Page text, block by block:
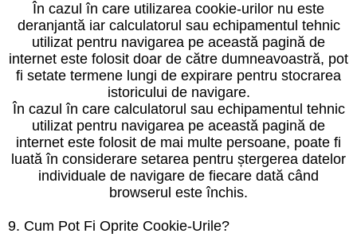
În cazul în care utilizarea cookie-urilor nu este
deranjantă iar calculatorul sau echipamentul tehnic
utilizat pentru navigarea pe această pagină de
internet este folosit doar de către dumneavoastră, pot
fi setate termene lungi de expirare pentru stocrarea
istoricului de navigare.
În cazul în care calculatorul sau echipamentul tehnic
utilizat pentru navigarea pe această pagină de
internet este folosit de mai multe persoane, poate fi
luată în considerare setarea pentru ștergerea datelor
individuale de navigare de fiecare dată când
browserul este închis.
9. Cum Pot Fi Oprite Cookie-Urile?